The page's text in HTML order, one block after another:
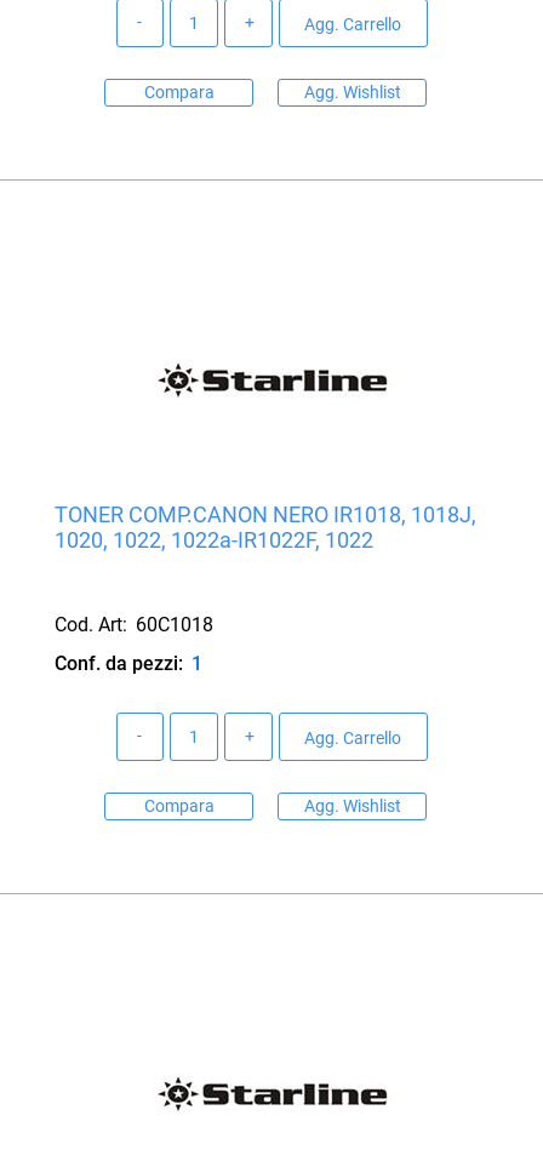
Agg. Carrello
Compara Agg. Wishlist
TONER COMP.CANON NERO IR1018, 1018J,
1020, 1022, 1022a-IR1022F, 1022
Cod. Art: 60C1018
Conf. da pezzi: 1
Agg. Carrello
Compara Agg. Wishlist